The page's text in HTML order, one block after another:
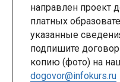
направлен проект
платных
указанные
подпишите договор
копию (фото) на
dogovor@infokurs.ru